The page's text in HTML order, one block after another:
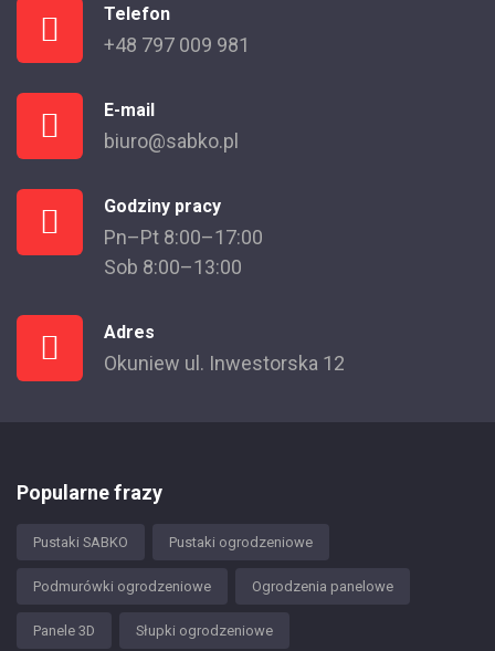
Telefon
+48 797 009 981
E-mail
biuro@sabko.pl
Godziny pracy
Pn–Pt 8:00–17:00
Sob 8:00–13:00
Adres
Okuniew ul. Inwestorska 12
Popularne frazy
Pustaki SABKO Pustaki ogrodzeniowe
Podmurówki ogrodzeniowe Ogrodzenia panelowe
Panele 3D Słupki ogrodzeniowe